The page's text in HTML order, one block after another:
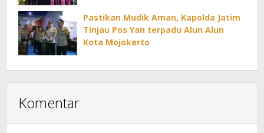
Pastikan Mudik Aman, Kapolda Jatim
Tinjau Pos Yan terpadu Alun Alun
Kota Mojokerto
Komentar